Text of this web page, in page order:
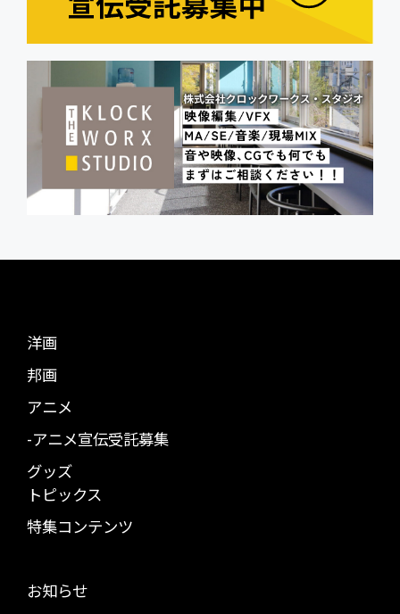
洋画
邦画
アニメ
-アニメ宣伝受託募集
グッズ
トピックス
特集コンテンツ
お知らせ